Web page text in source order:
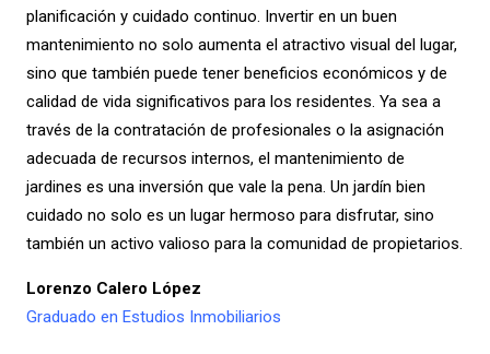
planificación y cuidado continuo. Invertir en un buen
mantenimiento no solo aumenta el atractivo visual del lugar,
sino que también puede tener beneficios económicos y de
calidad de vida significativos para los residentes. Ya sea a
través de la contratación de profesionales o la asignación
adecuada de recursos internos, el mantenimiento de
jardines es una inversión que vale la pena. Un jardín bien
cuidado no solo es un lugar hermoso para disfrutar, sino
también un activo valioso para la comunidad de propietarios.
Lorenzo Calero López
Graduado en Estudios Inmobiliarios